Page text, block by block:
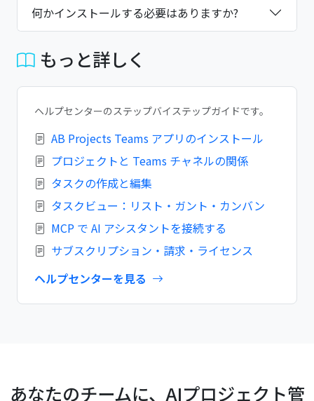
何かインストールする必要はありますか?
もっと詳しく
ヘルプセンターのステップバイステップガイドです。
AB Projects Teams アプリのインストール
プロジェクトと Teams チャネルの関係
タスクの作成と編集
タスクビュー：リスト・ガント・カンバン
MCP で AI アシスタントを接続する
サブスクリプション・請求・ライセンス
ヘルプセンターを見る
あなたのチームに、AIプロジェクト管